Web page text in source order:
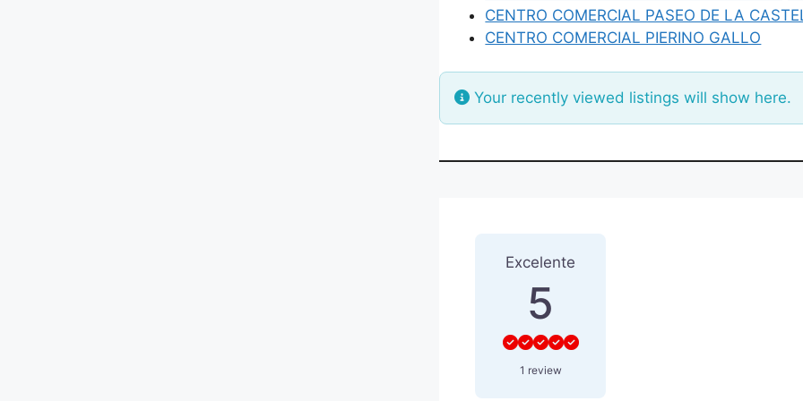
CENTRO COMERCIAL PASEO DE LA
CENTRO COMERCIAL PIERINO GALLO
Your recently viewed listings will show here.
Excelente
5
1 review